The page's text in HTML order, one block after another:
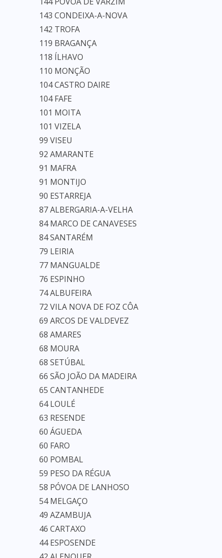
143 CONDEIXA-A-NOVA
142 TROFA
119 BRAGANÇA
118 ÍLHAVO
110 MONÇÃO
104 CASTRO DAIRE
104 FAFE
101 MOITA
101 VIZELA
99 VISEU
92 AMARANTE
91 MAFRA
91 MONTIJO
90 ESTARREJA
87 ALBERGARIA-A-VELHA
84 MARCO DE CANAVESES
84 SANTARÉM
79 LEIRIA
77 MANGUALDE
76 ESPINHO
74 ALBUFEIRA
72 VILA NOVA DE FOZ CÔA
69 ARCOS DE VALDEVEZ
68 AMARES
68 MOURA
68 SETÚBAL
66 SÃO JOÃO DA MADEIRA
65 CANTANHEDE
64 LOULÉ
63 RESENDE
60 ÁGUEDA
60 FARO
60 POMBAL
59 PESO DA RÉGUA
58 PÓVOA DE LANHOSO
54 MELGAÇO
49 AZAMBUJA
46 CARTAXO
44 ESPOSENDE